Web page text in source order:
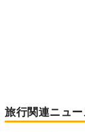
旅行関連ニュー